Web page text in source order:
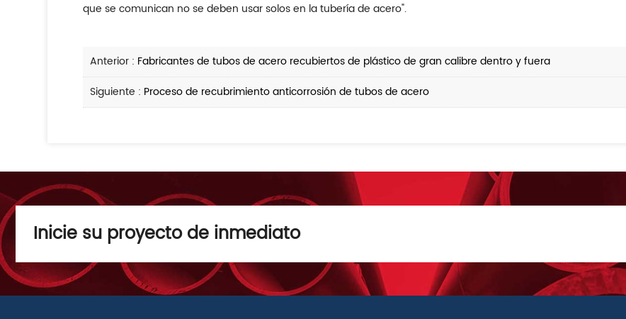
que se comunican no se deben usar solos en la tubería de acero".
Anterior : Fabricantes de tubos de acero recubiertos de plástico de gran calibre dentro y fuera
Siguiente : Proceso de recubrimiento anticorrosión de tubos de acero
Inicie su proyecto de inmediato